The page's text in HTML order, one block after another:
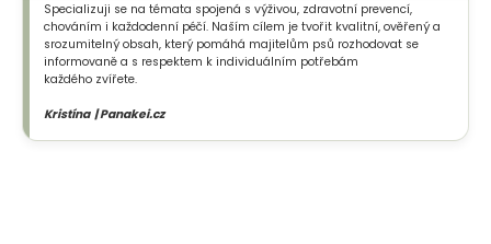
Specializuji se na témata spojená s výživou, zdravotní prevencí,
chováním i každodenní péčí. Naším cílem je tvořit kvalitní, ověřený a
srozumitelný obsah, který pomáhá majitelům psů rozhodovat se
informovaně a s respektem k individuálním potřebám
každého zvířete.
Kristína | Panakei.cz